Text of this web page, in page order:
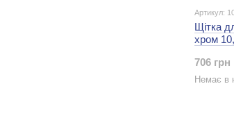
Артикул:
Щітка
хром
706 грн
Немає в